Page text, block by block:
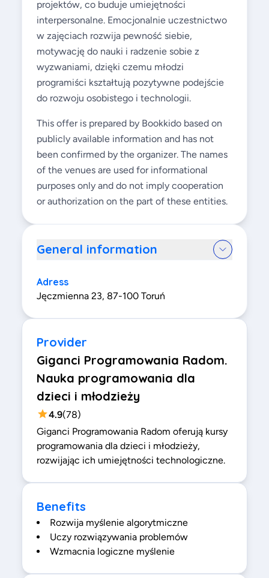
projektów, co buduje umiejętności
interpersonalne. Emocjonalnie uczestnictwo
w zajęciach rozwija pewność siebie,
motywację do nauki i radzenie sobie z
wyzwaniami, dzięki czemu młodzi
programiści kształtują pozytywne podejście
do rozwoju osobistego i technologii.
This offer is prepared by Bookkido based on
publicly available information and has not
been confirmed by the organizer. The names
of the venues are used for informational
purposes only and do not imply cooperation
or authorization on the part of these entities.
General information
Adress
Jęczmienna 23, 87-100 Toruń
Provider
Giganci Programowania Radom.
Nauka programowania dla
dzieci i młodzieży
4.9(78)
Giganci Programowania Radom oferują kursy
programowania dla dzieci i młodzieży,
rozwijając ich umiejętności technologiczne.
Benefits
Rozwija myślenie algorytmiczne
Uczy rozwiązywania problemów
Wzmacnia logiczne myślenie